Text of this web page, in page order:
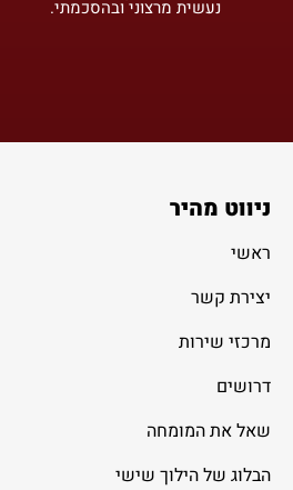
נעשית מרצוני ובהסכמתי.
ניווט מהיר
ראשי
יצירת קשר
מרכזי שירות
דרושים
שאל את המומחה
הבלוג של הילוך שישי